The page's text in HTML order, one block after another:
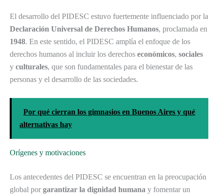
El desarrollo del PIDESC estuvo fuertemente influenciado por la
Declaración Universal de Derechos Humanos, proclamada en
1948. En este sentido, el PIDESC amplía el enfoque de los
derechos humanos al incluir los derechos económicos, sociales
y culturales, que son fundamentales para el bienestar de las
personas y el desarrollo de las sociedades.
Por qué cierran los gimnasios en Buenos Aires y qué
alternativas hay
Orígenes y motivaciones
Los antecedentes del PIDESC se encuentran en la preocupación
global por garantizar la dignidad humana y fomentar un